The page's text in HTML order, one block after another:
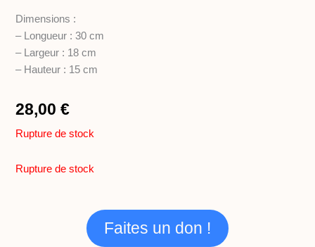
Dimensions :
– Longueur : 30 cm
– Largeur : 18 cm
– Hauteur : 15 cm
28,00€
Rupture de stock
Rupture de stock
Faites un don !